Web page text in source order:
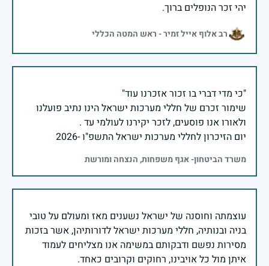
יהי זכר הנופלים ברוך.
רב אלוף אייל זמיר - ראש המטה הכללי
שימור זכרם של חללי מערכות ישראל הינו נתיב פועלנו
יום הזיכרון לחללי מערכות ישראל התשפ"ו -2026
משרד הביטחון- אגף משפחות, הנצחה ומורשת
עוצמתה וחוסנה של ישראל נשענים מאז ומעולם על טובי
בניה ובנותיה, חללי מערכות ישראל לדורותיהן, אשר בזכות
מסירות נפשם ודבקותם במשימה אנו מצליחים לעמוד